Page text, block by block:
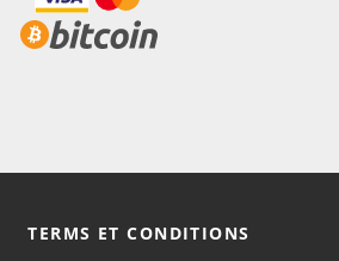
TERMS ET CONDITIONS